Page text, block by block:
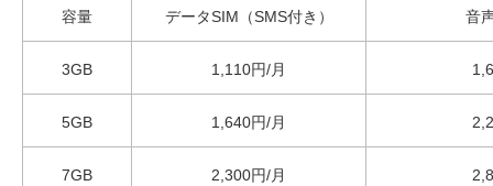
容量 データSIM（SMS付き） 音
3GB 1,110円/月
5GB 1,640円/月
7GB 2,300円/月